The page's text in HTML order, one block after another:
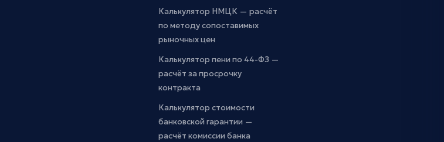
Калькулятор НМЦК — расчёт
по методу сопоставимых
рыночных цен
Калькулятор пени по 44-ФЗ —
расчёт за просрочку
контракта
Калькулятор стоимости
банковской гарантии —
расчёт комиссии банка